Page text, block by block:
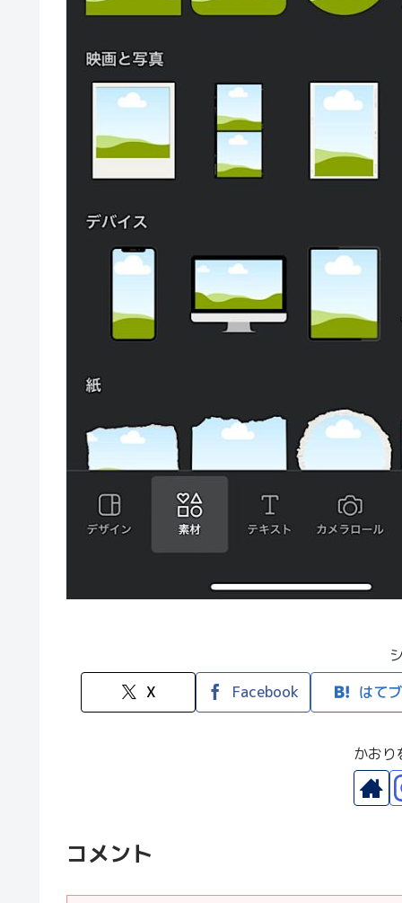
X
Facebook はてブ
かおり
コメント